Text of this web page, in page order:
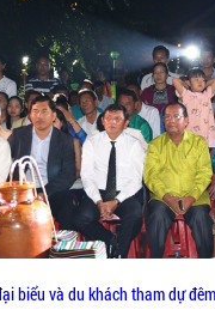
biểu và du khách tham dự